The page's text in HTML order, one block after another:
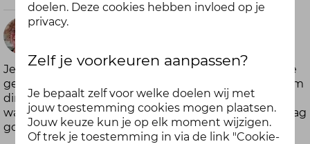
3
maanden
geleden
Je kunt van alles bedenken als het gaat om gezonde
gewoontes. Mijn nieuwe gewoonte is bijvoorbeeld om
direct als ik uit bed stap 10 minuten te gaan
wandelen. Zo word ik rustig wakker en begin ik de dag
goed.
doelen. Deze cookies hebben invloed op je
privacy.
Zelf je voorkeuren aanpassen?
Je bepaalt zelf voor welke doelen wij met
jouw toestemming cookies mogen plaatsen.
Jouw keuze kun je op elk moment wijzigen.
Of trek je toestemming in via de link "Cookie-